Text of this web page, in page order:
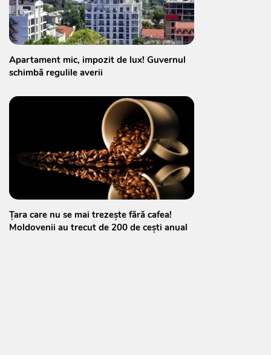
Apartament mic, impozit de lux! Guvernul
schimbă regulile averii
Țara care nu se mai trezește fără cafea!
Moldovenii au trecut de 200 de cești anual